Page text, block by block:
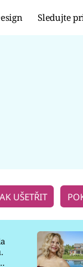
Sledujte
UŠETŘIT